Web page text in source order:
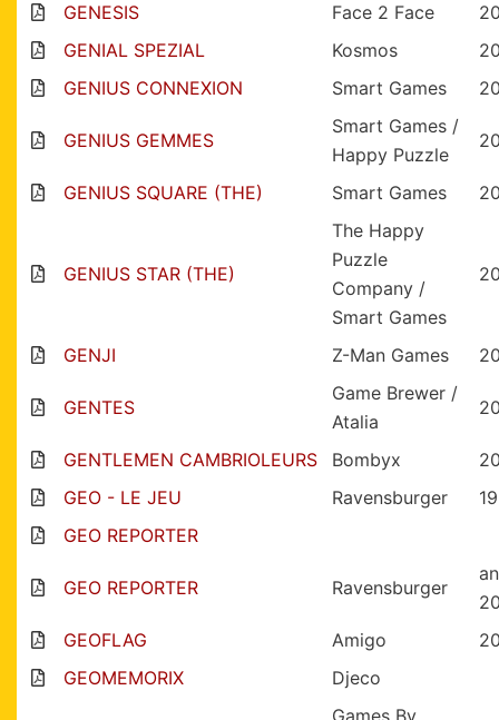
GENESIS
Face 2 Face
GENIAL SPEZIAL
Kosmos
GENIUS CONNEXION
Smart Games
GENIUS GEMMES
Smart Games /
Happy Puzzle
GENIUS SQUARE (THE) Smart Games
GENIUS STAR (THE)
The Happy
Puzzle
Company /
Smart Games
GENJI Z-Man Games
GENTES
Game Brewer /
Atalia
GENTLEMEN CAMBRIOLEURS Bombyx
GEO - LE JEU
Ravensburger
GEO REPORTER
GEO REPORTER Ravensburger
GEOFLAG
Amigo
GEOMEMORIX
Djeco